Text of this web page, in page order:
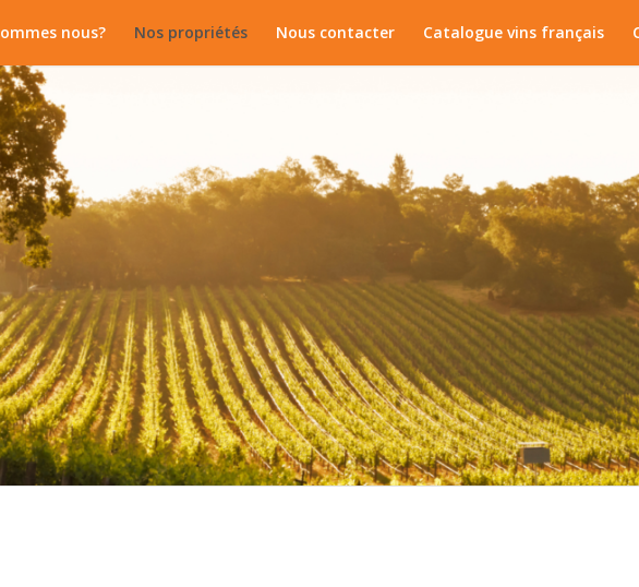
nous? Nos propriétés Nous contacter Catalogue vins français